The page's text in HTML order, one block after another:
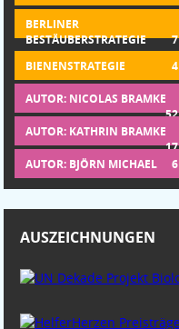
BERLINER
BESTÄUBERSTRATEGIE
7
BIENENSTRATEGIE
4
AUTOR: NICOLAS BRAMKE
52
AUTOR: KATHRIN BRAMKE
17
AUTOR: BJÖRN MICHAEL
6
AUSZEICHNUNGEN